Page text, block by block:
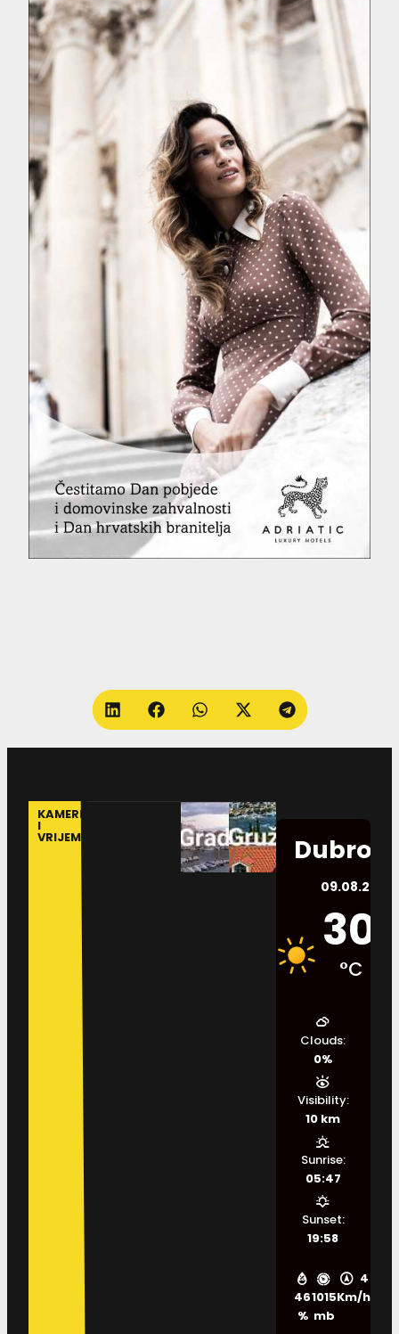
KAMERE
I
VRIJEME
09.08.2026.
30
°C
46
%
1015
mb
4
Km/h
Clouds:
0%
Visibility:
10 km
Sunrise:
05:47
Sunset:
19:58